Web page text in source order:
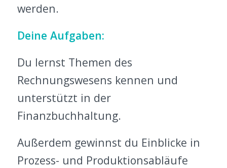
werden.
Deine Aufgaben:
Du lernst Themen des
Rechnungswesens kennen und
unterstützt in der
Finanzbuchhaltung.
Außerdem gewinnst du Einblicke in
Prozess- und Produktionsabläufe